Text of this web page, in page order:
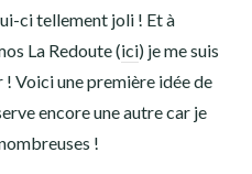
ci tellement joli ! Et à
La Redoute (ici) je me suis
Voici une première idée de
encore une autre car je
!